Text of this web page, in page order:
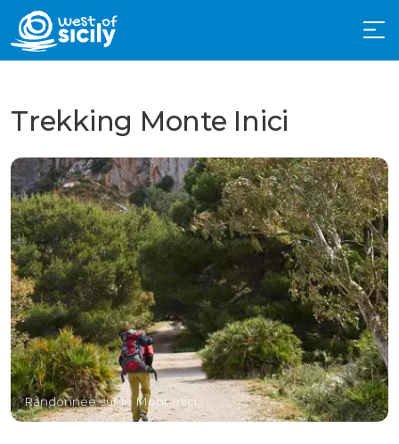
Trekking Monte Inici
Randonnée sur le Mont Inici